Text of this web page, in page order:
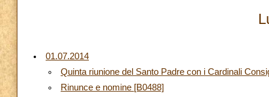
01.07.2014
Quinta riunione del Santo Padre con i Cardinali
Rinunce e nomine [B0488]